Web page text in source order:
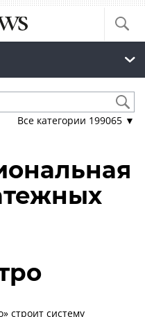
Все категории 199065 ▼
строит систему